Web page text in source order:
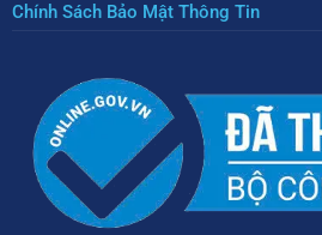
Chính Sách Bảo Mật Thông Tin